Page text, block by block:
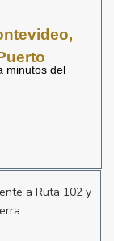
minutos del